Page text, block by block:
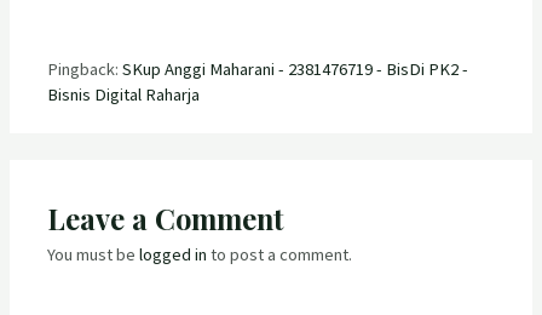
Pingback:SKup Anggi Maharani - 2381476719 - BisDi PK2 -
Bisnis Digital Raharja
Leave a Comment
You must belogged in to post a comment.